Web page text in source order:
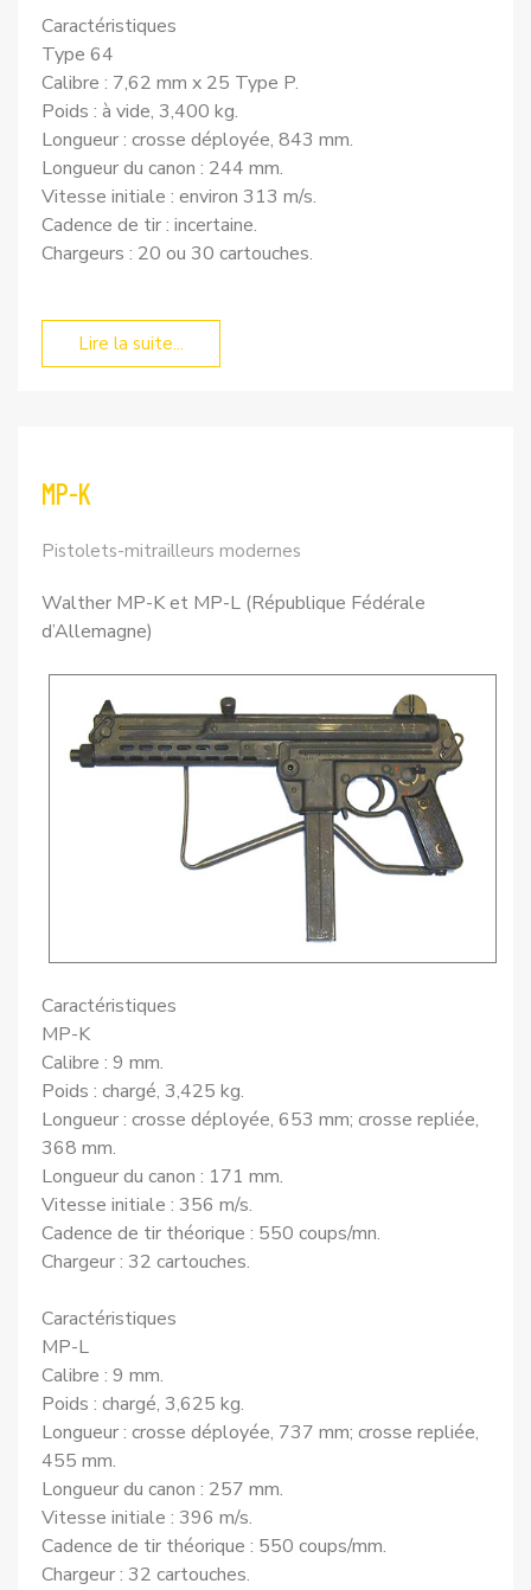
Caractéristiques
Type 64
Calibre : 7,62 mm x 25 Type P.
Poids : à vide, 3,400 kg.
Longueur : crosse déployée, 843 mm.
Longueur du canon : 244 mm.
Vitesse initiale : environ 313 m/s.
Cadence de tir : incertaine.
Chargeurs : 20 ou 30 cartouches.
Lire la suite...
MP-K
Pistolets-mitrailleurs modernes
Walther MP-K et MP-L (République Fédérale
d’Allemagne)
Caractéristiques
MP-K
Calibre : 9 mm.
Poids : chargé, 3,425 kg.
Longueur : crosse déployée, 653 mm; crosse repliée,
368 mm.
Longueur du canon : 171 mm.
Vitesse initiale : 356 m/s.
Cadence de tir théorique : 550 coups/mn.
Chargeur : 32 cartouches.
Caractéristiques
MP-L
Calibre : 9 mm.
Poids : chargé, 3,625 kg.
Longueur : crosse déployée, 737 mm; crosse repliée,
455 mm.
Longueur du canon : 257 mm.
Vitesse initiale : 396 m/s.
Cadence de tir théorique : 550 coups/mm.
Chargeur : 32 cartouches.